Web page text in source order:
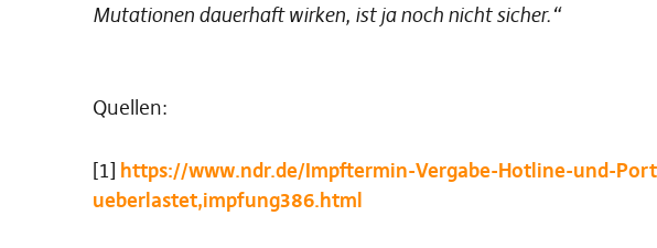
Mutationen dauerhaft wirken, ist ja noch nicht sicher.“
Quellen:
[1] https://www.ndr.de/Impftermin-Vergabe-Hotline-und-
ueberlastet,impfung386.html